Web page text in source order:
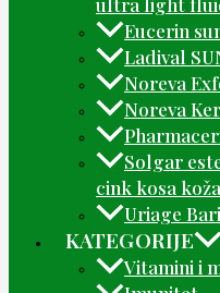
Eucerin
Ladival
Noreva
Noreva
Solgar
cink kosa
Uriage
KATEGORIJE
Vitamini i